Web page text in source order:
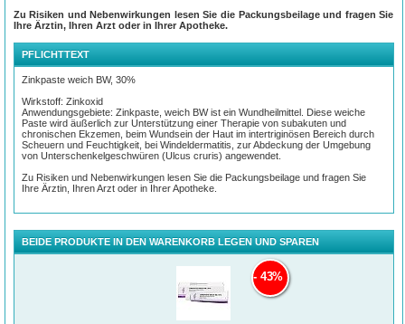
Zu Risiken und Nebenwirkungen lesen Sie die Packungsbeilage und fragen Sie
Ihre Ärztin, Ihren Arzt oder in Ihrer Apotheke.
PFLICHTTEXT
Zinkpaste weich BW, 30%
Wirkstoff: Zinkoxid
Anwendungsgebiete: Zinkpaste, weich BW ist ein Wundheilmittel. Diese weiche
Paste wird äußerlich zur Unterstützung einer Therapie von subakuten und
chronischen Ekzemen, beim Wundsein der Haut im intertriginösen Bereich durch
Scheuern und Feuchtigkeit, bei Windeldermatitis, zur Abdeckung der Umgebung
von Unterschenkelgeschwüren (Ulcus cruris) angewendet.
Zu Risiken und Nebenwirkungen lesen Sie die Packungsbeilage und fragen Sie
Ihre Ärztin, Ihren Arzt oder in Ihrer Apotheke.
BEIDE PRODUKTE IN DEN WARENKORB LEGEN UND SPAREN
43%